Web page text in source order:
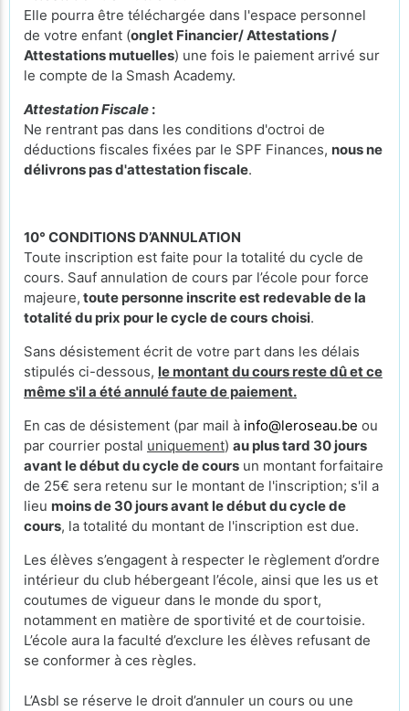
Elle pourra être téléchargée dans l'espace personnel
de votre enfant (onglet Financier/ Attestations /
Attestations mutuelles) une fois le paiement arrivé sur
le compte de la Smash Academy.
Attestation Fiscale :
Ne rentrant pas dans les conditions d'octroi de
déductions fiscales fixées par le SPF Finances, nous ne
délivrons pas d'attestation fiscale.
10° CONDITIONS D’ANNULATION
Toute inscription est faite pour la totalité du cycle de
cours. Sauf annulation de cours par l’école pour force
majeure, toute personne inscrite est redevable de la
totalité du prix pour le cycle de cours choisi.
Sans désistement écrit de votre part dans les délais
stipulés ci-dessous, le montant du cours reste dû et ce
même s'il a été annulé faute de paiement.
En cas de désistement (par mail à info@leroseau.be ou
par courrier postal uniquement) au plus tard 30 jours
avant le début du cycle de cours un montant forfaitaire
de 25€ sera retenu sur le montant de l'inscription; s'il a
lieu moins de 30 jours avant le début du cycle de
cours, la totalité du montant de l'inscription est due.
Les élèves s’engagent à respecter le règlement d’ordre
intérieur du club hébergeant l’école, ainsi que les us et
coutumes de vigueur dans le monde du sport,
notamment en matière de sportivité et de courtoisie.
L’école aura la faculté d’exclure les élèves refusant de
se conformer à ces règles.
L’Asbl se réserve le droit d’annuler un cours ou une